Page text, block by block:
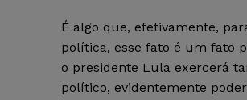
É algo que, efetivamente,
política, esse fato é um fato
o presidente Lula exercerá
político, evidentemente